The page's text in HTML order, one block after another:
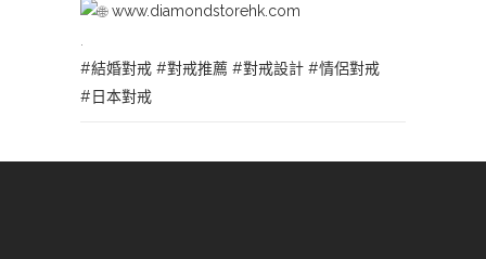
www.diamondstorehk.com
#結婚對戒 #對戒推薦 #對戒設計 #情侶對戒
#日本對戒